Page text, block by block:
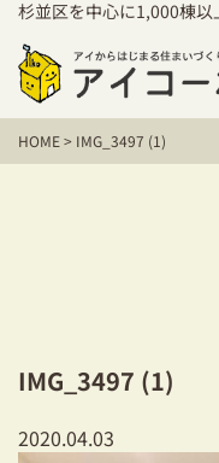
杉並区を中心に1,000棟
アイコ
二世帯
HOME> IMG_3497 (1)
IMG_3497 (1)
2020.04.03